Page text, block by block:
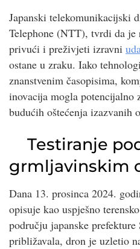
Japanski telekomunikacijski
Telephone (NTT), tvrdi da
privući i preživjeti izravni
ostane u zraku. Iako
znanstvenim časopisima,
inovacija mogla
budućih oštećenja izazvanih
Testiranje
grmljavinskim
Dana 13. prosinca 2024.
opisuje kao uspješno
području japanske
približavala, dron je uzletio